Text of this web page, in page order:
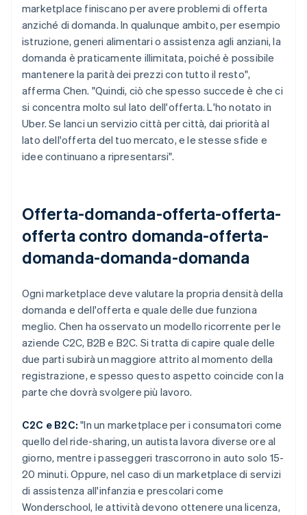
marketplace finiscano per avere problemi di offerta
anziché di domanda. In qualunque ambito, per esempio
istruzione, generi alimentari o assistenza agli anziani, la
domanda è praticamente illimitata, poiché è possibile
mantenere la parità dei prezzi con tutto il resto",
afferma Chen. "Quindi, ciò che spesso succede è che ci
si concentra molto sul lato dell'offerta. L'ho notato in
Uber. Se lanci un servizio città per città, dai priorità al
lato dell'offerta del tuo mercato, e le stesse sfide e
idee continuano a ripresentarsi".
Offerta-domanda-offerta-offerta-
offerta contro domanda-offerta-
domanda-domanda-domanda
Ogni marketplace deve valutare la propria densità della
domanda e dell'offerta e quale delle due funziona
meglio. Chen ha osservato un modello ricorrente per le
aziende C2C, B2B e B2C. Si tratta di capire quale delle
due parti subirà un maggiore attrito al momento della
registrazione, e spesso questo aspetto coincide con la
parte che dovrà svolgere più lavoro.
C2C e B2C: "In un marketplace per i consumatori come
quello del ride-sharing, un autista lavora diverse ore al
giorno, mentre i passeggeri trascorrono in auto solo 15-
20 minuti. Oppure, nel caso di un marketplace di servizi
di assistenza all'infanzia e prescolari come
Wonderschool, le attività devono ottenere una licenza,